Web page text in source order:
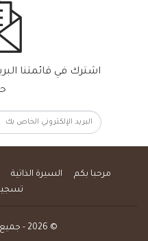
اشترك في قائمتنا
مرحبا بكم السيرة الذاتية
© 2026 - جميع الحقوق محفوظة.